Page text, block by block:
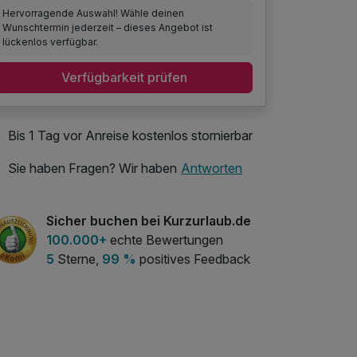
Hervorragende Auswahl! Wähle deinen
Wunschtermin jederzeit – dieses Angebot ist
lückenlos verfügbar.
Verfügbarkeit prüfen
Bis 1 Tag vor Anreise kostenlos stornierbar
Sie haben Fragen? Wir haben Antworten
Sicher buchen bei Kurzurlaub.de
100.000+ echte Bewertungen
5 Sterne, 99 % positives Feedback